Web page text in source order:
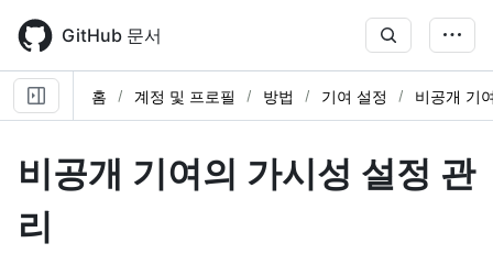
main
content
GitHub 문서
홈 계정 및 프로필 방법 기여 설정 비공개 기
비공개 기여의 가시성 설정 관
리